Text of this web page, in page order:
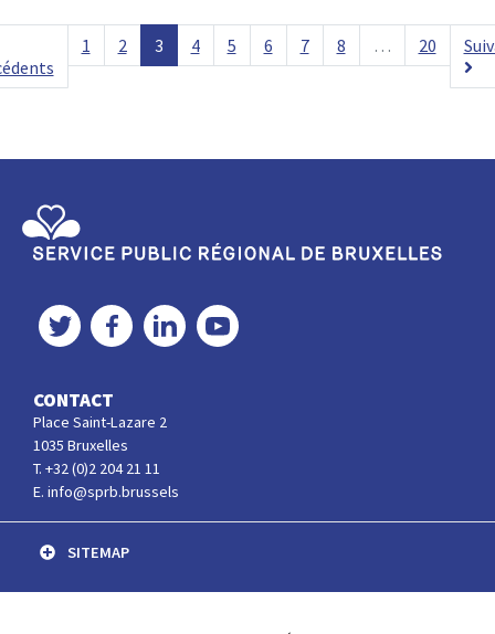
1 2 3 4 5 6 7 8 … 20
Twitter FacebookLinkedInYouTube
CONTACT
Place Saint-Lazare 2
1035 Bruxelles
T. +32 (0)2 204 21 11
E. info@sprb.brussels
SITEMAP